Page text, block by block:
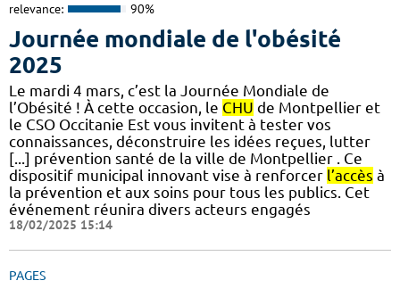
relevance: 90%
Journée mondiale de l'obésité
2025
Le mardi 4 mars, c’est la Journée Mondiale de
l’Obésité ! À cette occasion, le CHU de Montpellier et
le CSO Occitanie Est vous invitent à tester vos
connaissances, déconstruire les idées reçues, lutter
[...] prévention santé de la ville de Montpellier . Ce
dispositif municipal innovant vise à renforcer l’accès à
la prévention et aux soins pour tous les publics. Cet
événement réunira divers acteurs engagés
18/02/2025 15:14
PAGES